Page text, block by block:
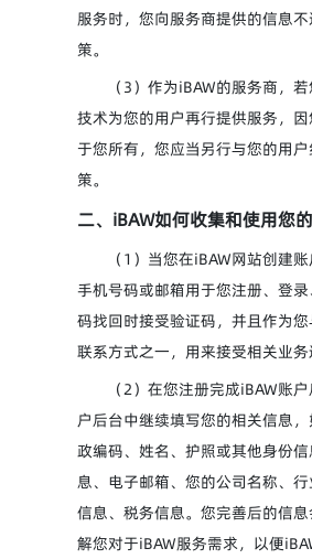
服务时，您向服务商提供的信息
策。
（3）作为iBAW的服务商，
技术为您的用户再行提供服务，
于您所有，您应当另行与您的用
策。
二、iBAW如何收集和使用您
（1）当您在iBAW网站创建
手机号码或邮箱用于您注册、登
码找回时接受验证码，并且作为
联系方式之一，用来接受相关业务
（2）在您注册完成iBAW账
户后台中继续填写您的相关信息
政编码、姓名、护照或其他身份
息、电子邮箱、您的公司名称、
信息、税务信息。您完善后的信
解您对于iBAW服务需求，以便